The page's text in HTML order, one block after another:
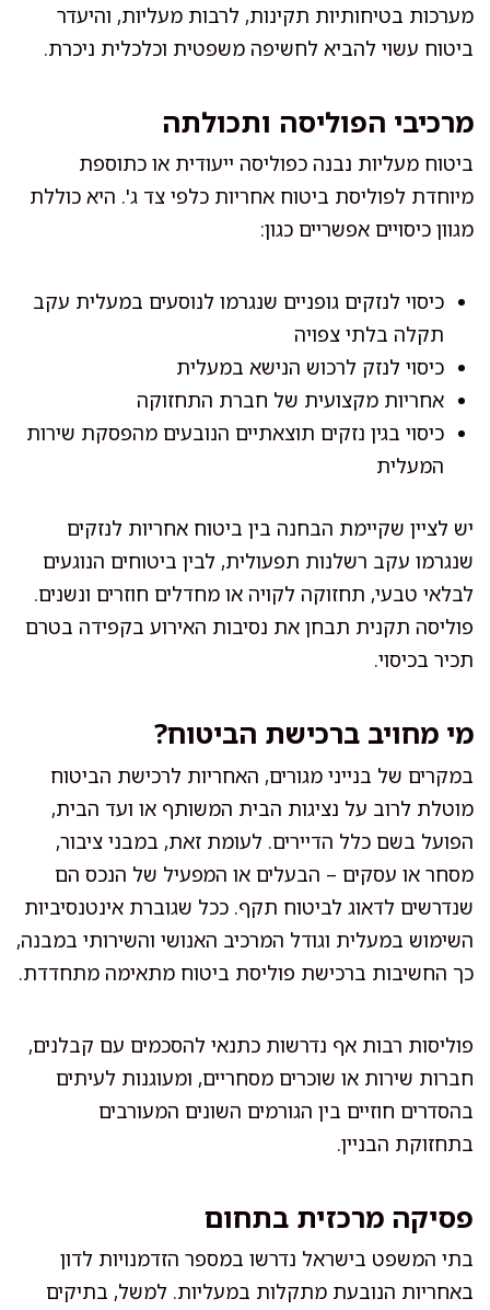
מערכות בטיחותיות תקינות, לרבות מעליות, והיעדר
ביטוח עשוי להביא לחשיפה משפטית וכלכלית ניכרת.
מרכיבי הפוליסה ותכולתה
ביטוח מעליות נבנה כפוליסה ייעודית או כתוספת
מיוחדת לפוליסת ביטוח אחריות כלפי צד ג'. היא כוללת
מגוון כיסויים אפשריים כגון:
כיסוי לנזקים גופניים שנגרמו לנוסעים במעלית עקב
תקלה בלתי צפויה
כיסוי לנזק לרכוש הנישא במעלית
אחריות מקצועית של חברת התחזוקה
כיסוי בגין נזקים תוצאתיים הנובעים מהפסקת שירות
המעלית
יש לציין שקיימת הבחנה בין ביטוח אחריות לנזקים
שנגרמו עקב רשלנות תפעולית, לבין ביטוחים הנוגעים
לבלאי טבעי, תחזוקה לקויה או מחדלים חוזרים ונשנים.
פוליסה תקנית תבחן את נסיבות האירוע בקפידה בטרם
תכיר בכיסוי.
מי מחויב ברכישת הביטוח?
במקרים של בנייני מגורים, האחריות לרכישת הביטוח
מוטלת לרוב על נציגות הבית המשותף או ועד הבית,
הפועל בשם כלל הדיירים. לעומת זאת, במבני ציבור,
מסחר או עסקים – הבעלים או המפעיל של הנכס הם
שנדרשים לדאוג לביטוח תקף. ככל שגוברת אינטנסיביות
השימוש במעלית וגודל המרכיב האנושי והשירותי במבנה,
כך החשיבות ברכישת פוליסת ביטוח מתאימה מתחדדת.
פוליסות רבות אף נדרשות כתנאי להסכמים עם קבלנים,
חברות שירות או שוכרים מסחריים, ומעוגנות לעיתים
בהסדרים חוזיים בין הגורמים השונים המעורבים
בתחזוקת הבניין.
פסיקה מרכזית בתחום
בתי המשפט בישראל נדרשו במספר הזדמנויות לדון
באחריות הנובעת מתקלות במעליות. למשל, בתיקים